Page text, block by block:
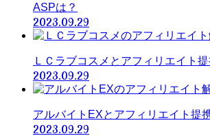
ASPは？
2023.09.29
ＬＣラブコスメとアフィリエイト
2023.09.29
アルバイトEXとアフィリエイト提
2023.09.29